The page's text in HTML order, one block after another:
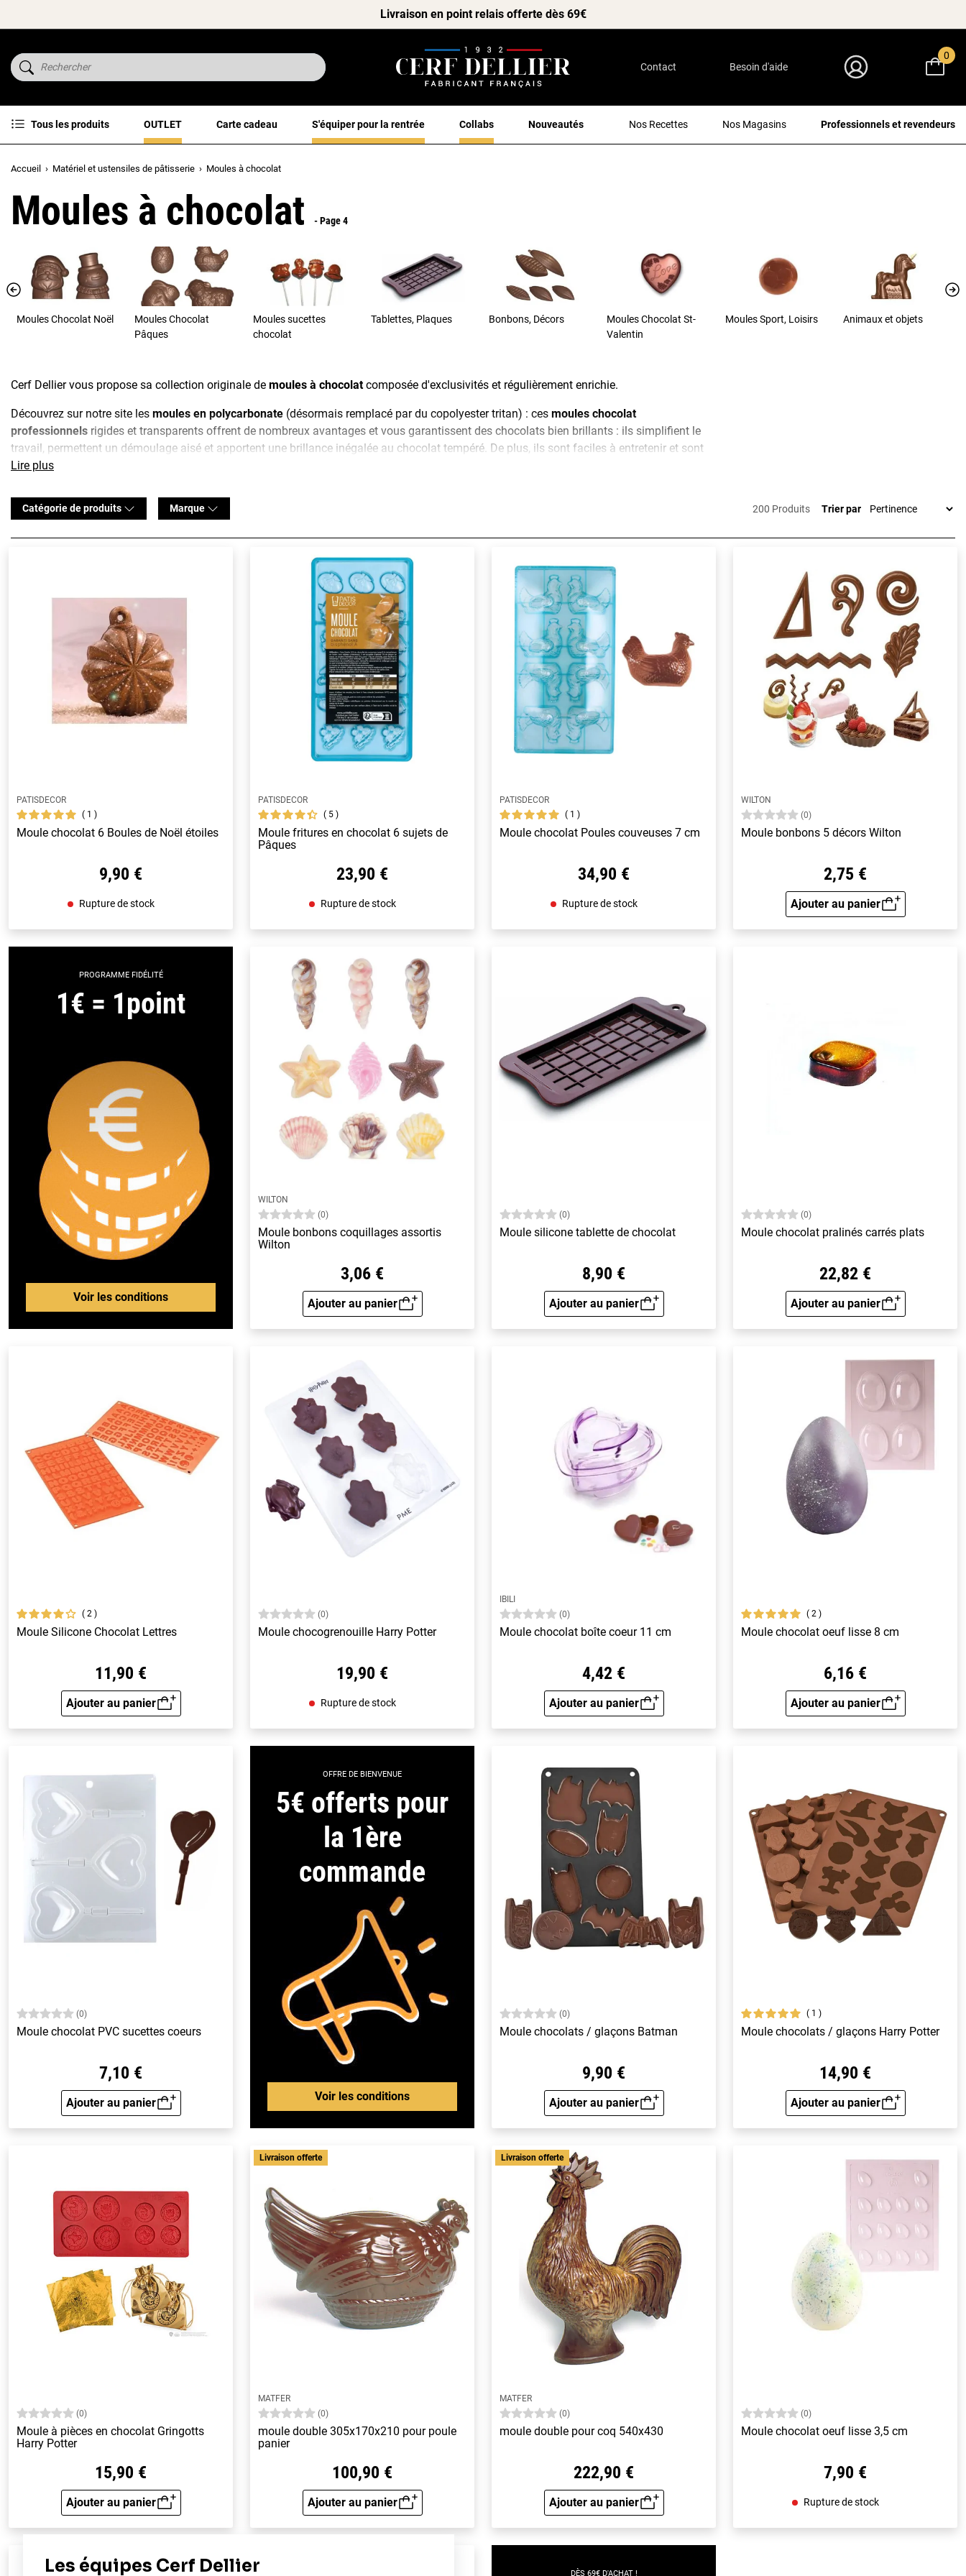
Livraison en point relais offerte dès 69€
Contact Besoin d'aide
0
Tous les produits OUTLET Carte cadeau S'équiper pour la rentrée Collabs Nouveautés Nos Recettes Nos Magasins Professionnels et revendeurs
Accueil Matériel et ustensiles de pâtisserie Moules à chocolat
Moules à chocolat - Page 4
Moules Chocolat Noël
Moules Chocolat
Pâques
Moules sucettes
chocolat
Tablettes, Plaques Bonbons, Décors
Moules Chocolat St-
Valentin
Moules Sport, Loisirs Animaux et objets
Cerf Dellier vous propose sa collection originale de moules à chocolatcomposée d'exclusivités et régulièrement enrichie.
Découvrez sur notre site les moules en polycarbonate (désormais remplacé par du copolyester tritan) : ces moules chocolat
professionnels rigides et transparents offrent de nombreux avantages et vous garantissent des chocolats bien brillants : ils simplifient le
travail, permettent un démoulage aisé et apportent une brillance inégalée au chocolat tempéré. De plus, ils sont faciles à entretenir et sont
incassables. Sans oublier les
Vous trouverez desmoules chocolatpour toutes les occasions (Pâques, Noël...), et de toutes les formes : tablette, plaque, sphère, coque,
chocolat de couverture
Lire plus
Catégorie de produits Marque 200 Produits Trier par
PATISDECOR
1
Moule chocolat 6 Boules de Noël étoiles
9,90 €
Rupture de stock
PATISDECOR
5
Moule fritures en chocolat 6 sujets de
Pâques
23,90 €
Rupture de stock
PATISDECOR
1
Moule chocolat Poules couveuses 7 cm
34,90 €
Rupture de stock
WILTON
(0)
Moule bonbons 5 décors Wilton
2,75 €
Ajouter au panier
Aperçu rapide
PROGRAMME FIDÉLITÉ
1€ = 1point
Voir les conditions
WILTON
(0)
Moule bonbons coquillages assortis
Wilton
3,06 €
Ajouter au panier
Aperçu rapide
(0)
Moule silicone tablette de chocolat
8,90 €
Ajouter au panier
Aperçu rapide
(0)
Moule chocolat pralinés carrés plats
22,82 €
Ajouter au panier
Aperçu rapide
2
Moule Silicone Chocolat Lettres
11,90 €
Ajouter au panier
Aperçu rapide
(0)
Moule chocogrenouille Harry Potter
19,90 €
Rupture de stock
IBILI
(0)
Moule chocolat boîte coeur 11 cm
4,42 €
Ajouter au panier
Aperçu rapide
2
Moule chocolat oeuf lisse 8 cm
6,16 €
Ajouter au panier
Aperçu rapide
(0)
Moule chocolat PVC sucettes coeurs
7,10 €
Ajouter au panier
Aperçu rapide
OFFRE DE BIENVENUE
5€ offerts pour
la 1ère
commande
Voir les conditions
(0)
Moule chocolats / glaçons Batman
9,90 €
Ajouter au panier
Aperçu rapide
1
Moule chocolats / glaçons Harry Potter
14,90 €
Ajouter au panier
Aperçu rapide
(0)
Moule à pièces en chocolat Gringotts
Harry Potter
15,90 €
Ajouter au panier
Aperçu rapide
MATFER
(0)
moule double 305x170x210 pour poule
panier
100,90 €
Ajouter au panier
Aperçu rapide
Livraison offerte
MATFER
(0)
moule double pour coq 540x430
222,90 €
Ajouter au panier
Aperçu rapide
Livraison offerte
(0)
Moule chocolat oeuf lisse 3,5 cm
7,90 €
Rupture de stock
DÈS 69€ D'ACHAT !